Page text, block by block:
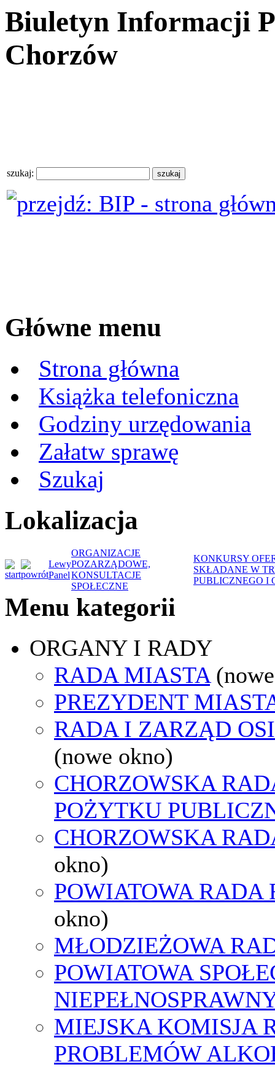
Biuletyn Informacji
Chorzów
szukaj:
Główne menu
Strona główna
Książka telefoniczna
Godziny urzędowania
Załatw sprawę
Szukaj
Lokalizacja
Lewy
Panel
ORGANIZACJE
POZARZĄDOWE,
KONSULTACJE
SPOŁECZNE
KONKURSY
SKŁADANE W
PUBLICZNEGO I
Menu kategorii
ORGANY I RADY
RADA MIASTA
PREZYDENT
RADA I ZARZĄD
(nowe okno)
CHORZOWSKA
POŻYTKU
CHORZOWSKA
okno)
POWIATOWA RADA
okno)
MŁODZIEŻOWA
POWIATOWA
MIEJSKA KOMISJA
PROBLEMÓW